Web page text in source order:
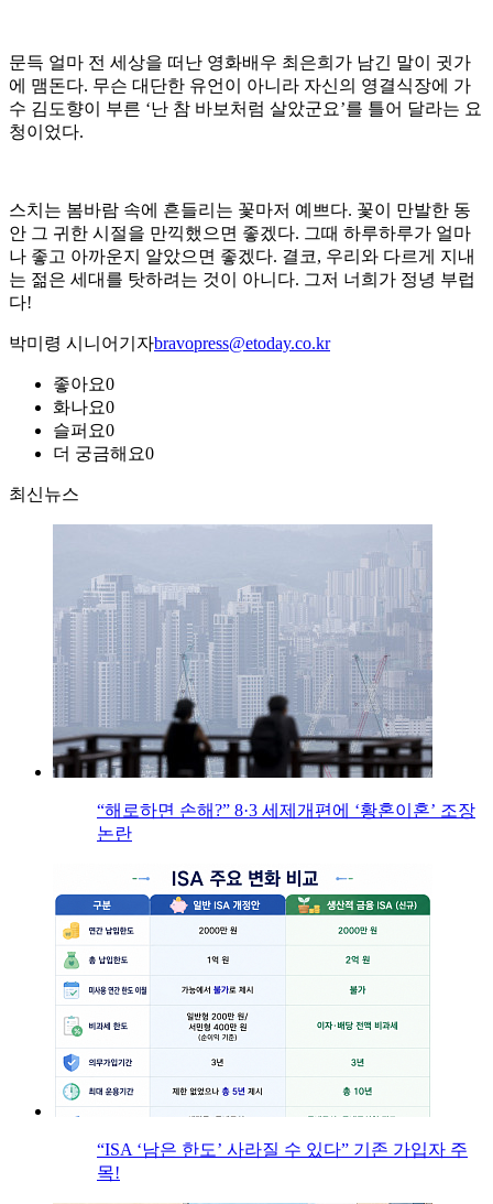
문득 얼마 전 세상을 떠난 영화배우 최은희가 남긴 말이 귓가
에 맴돈다. 무슨 대단한 유언이 아니라 자신의 영결식장에 가
수 김도향이 부른 ‘난 참 바보처럼 살았군요’를 틀어 달라는 요
청이었다.
스치는 봄바람 속에 흔들리는 꽃마저 예쁘다. 꽃이 만발한 동
안 그 귀한 시절을 만끽했으면 좋겠다. 그때 하루하루가 얼마
나 좋고 아까운지 알았으면 좋겠다. 결코, 우리와 다르게 지내
는 젊은 세대를 탓하려는 것이 아니다. 그저 너희가 정녕 부럽
다!
박미령 시니어기자bravopress@etoday.co.kr
좋아요0
화나요0
슬퍼요0
더 궁금해요0
최신뉴스
“해로하면 손해?” 8·3 세제개편에 ‘황혼이혼’ 조장
논란
“ISA ‘남은 한도’ 사라질 수 있다” 기존 가입자 주
목!